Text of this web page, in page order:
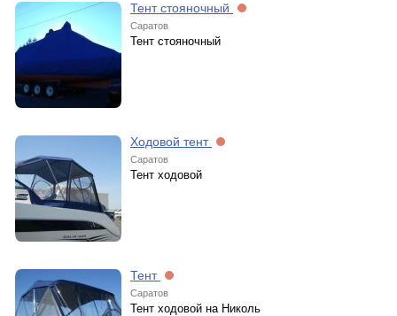
Тент стояночный
Саратов
Тент стояночный
Ходовой тент
Саратов
Тент ходовой
Тент
Саратов
Тент ходовой на Николь